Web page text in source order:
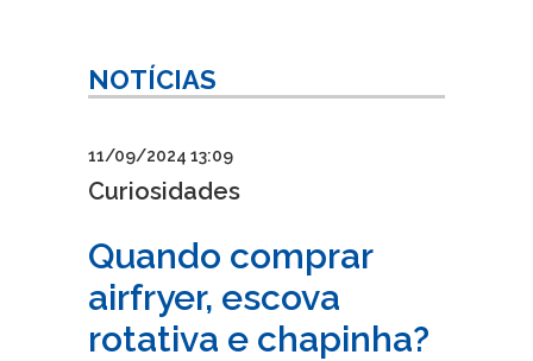
NOTÍCIAS
11/09/2024 13:09
Curiosidades
Quando comprar
airfryer, escova
rotativa e chapinha?